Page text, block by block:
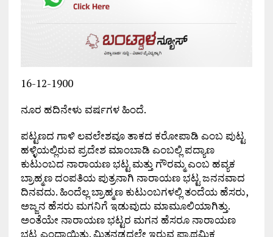
16-12-1900
ನೂರ ಹದಿನೇಳು ವರ್ಷಗಳ ಹಿಂದೆ.
ಪಟ್ಟಣದ ಗಾಳಿ ಲವಲೇಶವೂ ತಾಕದ ಕರೋಪಾಡಿ ಎಂಬ ಪುಟ್ಟ
ಹಳ್ಳಿಯಲ್ಲಿರುವ ಪ್ರದೇಶ ಮಾಂಬಾಡಿ ಎಂಬಲ್ಲಿ ಪದ್ಯಾಣ
ಕುಟುಂಬದ ನಾರಾಯಣ ಭಟ್ಟ ಮತ್ತು ಗೌರಮ್ಮ ಎಂಬ ಹವ್ಯಕ
ಬ್ರಾಹ್ಮಣ ದಂಪತಿಯ ಪುತ್ರನಾಗಿ ನಾರಾಯಣ ಭಟ್ಟ ಜನನವಾದ
ದಿನವದು. ಹಿಂದೆಲ್ಲ ಬ್ರಾಹ್ಮಣ ಕುಟುಂಬಗಳಲ್ಲಿ ತಂದೆಯ ಹೆಸರು,
ಅಜ್ಜನ ಹೆಸರು ಮಗನಿಗೆ ಇಡುವುದು ಮಾಮೂಲಿಯಾಗಿತ್ತು.
ಅಂತೆಯೇ ನಾರಾಯಣ ಭಟ್ಟರ ಮಗನ ಹೆಸರೂ ನಾರಾಯಣ
ಭಟ್ಟ ಎಂದಾಯಿತು. ಮಿತ್ತನಡ್ಕದಲ್ಲೇ ಇರುವ ಪ್ರಾಥಮಿಕ